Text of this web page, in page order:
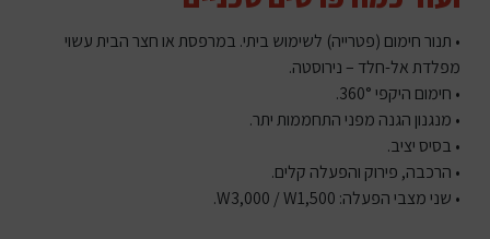
• תנור חימום (פטרייה) לשימוש ביתי. במרפסת או חצר הבית עשוי
מפלדת אל-חלד – נירוסטה.
• חימום היקפי 360°.
• מנגנון הגנה מפני התחממות יתר.
• בסיס יציב.
• הרכבה, פירוק והפעלה קלים.
• שני מצבי הפעלה: W3,000 / W1,500.